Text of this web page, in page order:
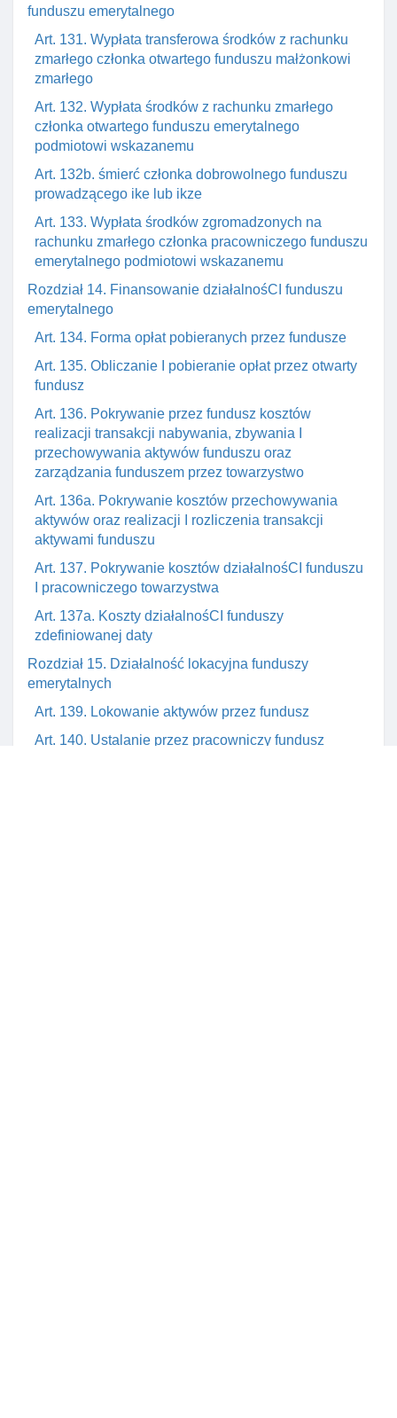
funduszu emerytalnego
Art. 131. Wypłata transferowa środków z rachunku
zmarłego członka otwartego funduszu małżonkowi
zmarłego
Art. 132. Wypłata środków z rachunku zmarłego
członka otwartego funduszu emerytalnego
podmiotowi wskazanemu
Art. 132b. śmierć członka dobrowolnego funduszu
prowadzącego ike lub ikze
Art. 133. Wypłata środków zgromadzonych na
rachunku zmarłego członka pracowniczego funduszu
emerytalnego podmiotowi wskazanemu
Rozdział 14. Finansowanie działalnośCI funduszu
emerytalnego
Art. 134. Forma opłat pobieranych przez fundusze
Art. 135. Obliczanie I pobieranie opłat przez otwarty
fundusz
Art. 136. Pokrywanie przez fundusz kosztów
realizacji transakcji nabywania, zbywania I
przechowywania aktywów funduszu oraz
zarządzania funduszem przez towarzystwo
Art. 136a. Pokrywanie kosztów przechowywania
aktywów oraz realizacji I rozliczenia transakcji
aktywami funduszu
Art. 137. Pokrywanie kosztów działalnośCI funduszu
I pracowniczego towarzystwa
Art. 137a. Koszty działalnośCI funduszy
zdefiniowanej daty
Rozdział 15. Działalność lokacyjna funduszy
emerytalnych
Art. 139. Lokowanie aktywów przez fundusz
Art. 140. Ustalanie przez pracowniczy fundusz